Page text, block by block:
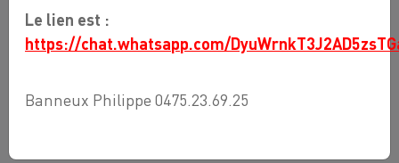
Raccord cuivre à sertir
agréés gaz et eau.
Le lien est :
https://chat.whatsapp.com/
Banneux Philippe 0475.23.69.25